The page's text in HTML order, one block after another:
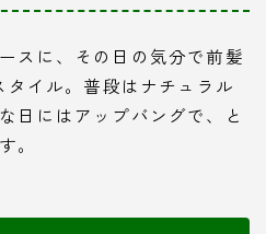
スに、その日の気分で前髪
タイル。普段はナチュラル
日にはアップバングで、と
。